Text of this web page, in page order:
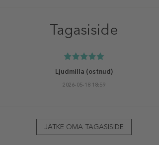
Tagasiside
Ljudmilla (ostnud)
2026-05-18 18:59
JÄTKE OMA TAGASISIDE